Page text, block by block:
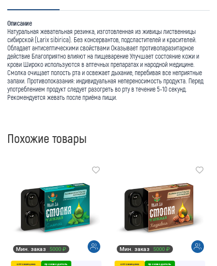
Описание
Натуральная жевательная резинка, изготовленная из живицы лиственницы
сибирской (Larix sibirica). Без консервантов, подсластителей и красителей.
Обладает антисептическими свойствами Оказывает противопаразитарное
действие Благоприятно влияют на пищеварение Улучшает состояние кожи и
крови Широко используются в аптечных препаратах и народной медицине.
Смолка очищает полость рта и освежает дыхание, перебивая все неприятные
запахи. Противопоказания: индивидуальная непереносимость продукта. Перед
употреблением продукт следует разогреть во рту в течение 5-10 секунд.
Рекомендуется жевать после приёма пищи.
Похожие товары
Мин. заказ 5000 ₽
оптовая цена производитель
Мин. заказ 5000 ₽
оптовая цена производитель